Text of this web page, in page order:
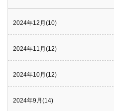
2024年12月(10)
2024年11月(12)
2024年10月(12)
2024年9月(14)